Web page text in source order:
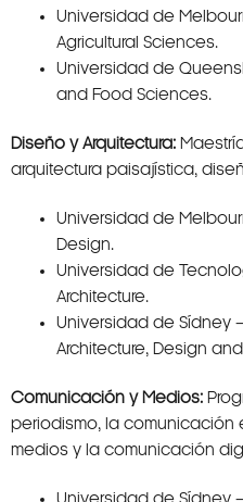
Universidad de
Agricultural Sciences.
Universidad de
and Food Sciences.
Diseño y Arquitectura:
arquitectura paisajística,
Universidad de
Design.
Universidad de
Architecture.
Universidad de Sídney
Architecture, Design
Comunicación y Medios:
periodismo, la
medios y la comunicación